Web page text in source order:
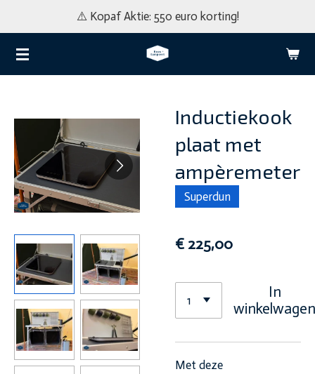
direct
naar
de
⚠️ Kopaf Aktie: 550 euro korting!
Inductiekook
plaat met
ampèremeter
Superdun
€ 225,00
In
Met deze